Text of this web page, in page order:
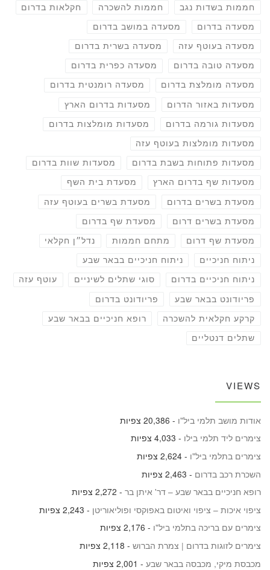
חממות בשדות נגב חממות להשכרה חקלאות בדרום
מסעדה בדרום מסעדה במושב בדרום
מסעדה בעוטף עזה מסעדה בשרית בדרום
מסעדה טובה בדרום מסעדה כפרית בדרום
מסעדה מומלצת בדרום מסעדה רומנטית בדרום
מסעדות באזור הדרום מסעדות בדרום הארץ
מסעדות גורמה בדרום מסעדות מומלצות בדרום
מסעדות מומלצות בעוטף עזה
מסעדות פתוחות בשבת בדרום מסעדות שוות בדרום
מסעדות שף בדרום הארץ מסעדת בית השף
מסעדת בשרים בדרום מסעדת בשרים בעוטף עזה
מסעדת בשרים דרום מסעדת שף בדרום
מסעדת שף דרום מתחם חממות נדל״ן חקלאי
ניתוח חניכיים ניתוח חניכיים בבאר שבע
ניתוח חניכיים בדרום סוגי שתלים לשיניים עוטף עזה
פריודונט בבאר שבע פריודונט בדרום
קרקע חקלאית להשכרה רופא חניכיים בבאר שבע
שתלים דנטליים
VIEWS
אודות מושב תלמי ביל"ו - 20,386 צפיות
צימרים ליד תלמי בילו - 4,033 צפיות
צימרים בתלמי ביל"ו - 2,624 צפיות
השכרת רכב בדרום - 2,463 צפיות
רופא חניכיים בבאר שבע – דר' איתן בר - 2,272 צפיות
ציפוי איכות – ציפוי ואיטום באפוקסי ופוליאוריטן - 2,243 צפיות
צימרים עם בריכה בתלמי ביל"ו - 2,176 צפיות
צימרים לזוגות בדרום | צמרת הברוש - 2,118 צפיות
מכבסת מיקי, מכבסה בבאר שבע - 2,001 צפיות